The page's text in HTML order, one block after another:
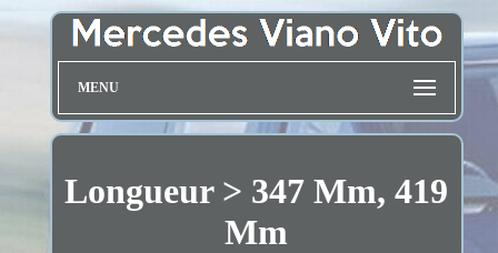
MENU
Longueur > 347 Mm, 419
Mm